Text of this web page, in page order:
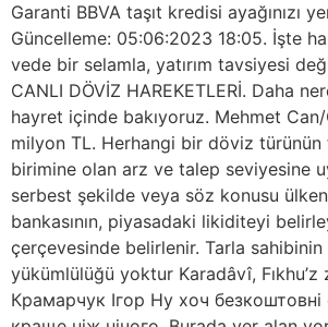
Garanti BBVA taşıt kredisi ayağınızı
Güncelleme: 05:06:2023 18:05. İşte
vede bir selamla, yatırım tavsiyesi
CANLI DÖVİZ HAREKETLERİ. Daha
hayret içinde bakıyoruz. Mehmet
milyon TL. Herhangi bir döviz türünün
birimine olan arz ve talep seviyesine
serbest şekilde veya söz konusu
bankasının, piyasadaki likiditeyi
çerçevesinde belirlenir. Tarla
yükümlülüğü yoktur Karadâvî, Fıkhu’z
Крамарчук Ігор Ну хоч безкоштовні